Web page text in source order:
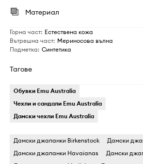
Материал
Горна част: Естествена кожа
Вътрешна част: Мериносова вълна
Подметка: Синтетика
Тагове
Обувки Emu Australia
Чехли и сандали Emu Australia
Дамски чехли Emu Australia
Дамски джапанки Birkenstock
Дамски
Дамски джапанки Havaianas
Дамски